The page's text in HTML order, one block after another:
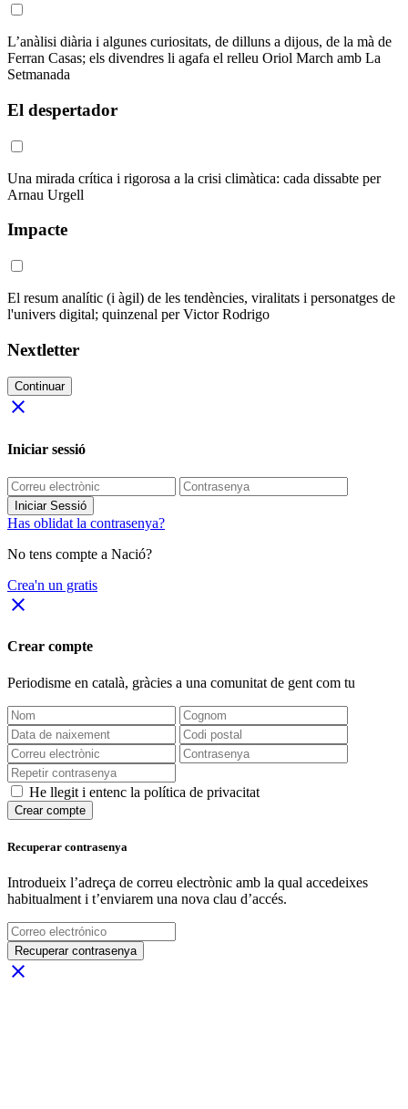
L’anàlisi diària i algunes curiositats, de dilluns a dijous, de la mà de
Ferran Casas; els divendres li agafa el relleu Oriol March amb La
Setmanada
El despertador
Una mirada crítica i rigorosa a la crisi climàtica: cada dissabte per
Arnau Urgell
Impacte
El resum analític (i àgil) de les tendències, viralitats i personatges de
l'univers digital; quinzenal per Victor Rodrigo
Nextletter
Continuar
close
Iniciar sessió
Iniciar Sessió
Has oblidat la contrasenya?
No tens compte a Nació?
Crea'n un gratis
close
Crear compte
Periodisme en català, gràcies a una comunitat de gent com tu
He llegit i entenc la política de privacitat
Crear compte
Recuperar contrasenya
Introdueix l’adreça de correu electrònic amb la qual accedeixes
habitualment i t’enviarem una nova clau d’accés.
Recuperar contrasenya
close